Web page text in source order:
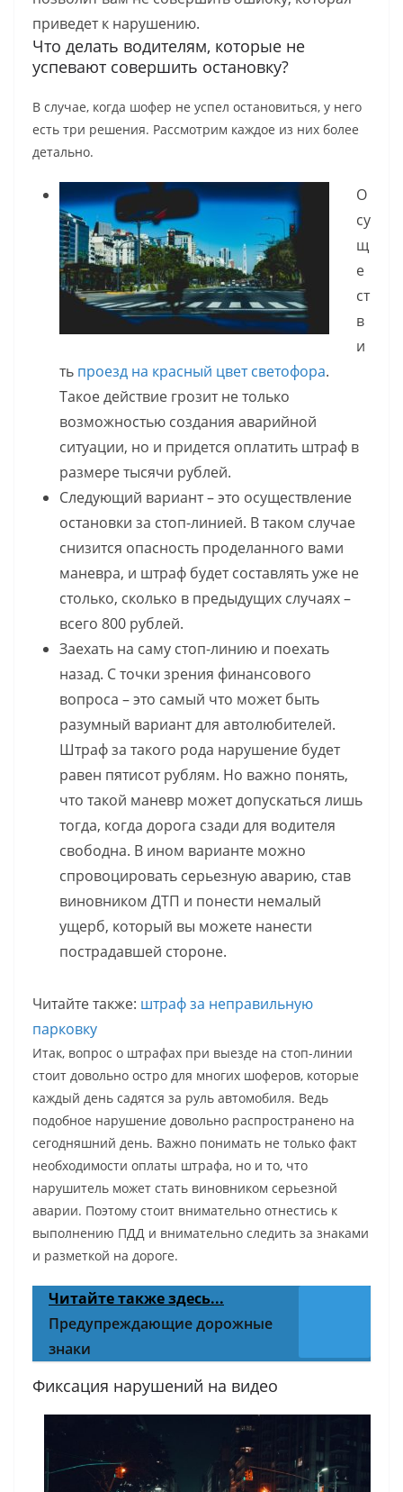
приведет к нарушению.
Что делать водителям, которые не
успевают совершить остановку?
В случае, когда шофер не успел остановиться, у него
есть три решения. Рассмотрим каждое из них более
детально.
О
су
щ
е
ст
в
и
ть проезд на красный цвет светофора.
Такое действие грозит не только
возможностью создания аварийной
ситуации, но и придется оплатить штраф в
размере тысячи рублей.
Следующий вариант – это осуществление
остановки за стоп-линией. В таком случае
снизится опасность проделанного вами
маневра, и штраф будет составлять уже не
столько, сколько в предыдущих случаях –
всего 800 рублей.
Заехать на саму стоп-линию и поехать
назад. С точки зрения финансового
вопроса – это самый что может быть
разумный вариант для автолюбителей.
Штраф за такого рода нарушение будет
равен пятисот рублям. Но важно понять,
что такой маневр может допускаться лишь
тогда, когда дорога сзади для водителя
свободна. В ином варианте можно
спровоцировать серьезную аварию, став
виновником ДТП и понести немалый
ущерб, который вы можете нанести
пострадавшей стороне.
Читайте также: штраф за неправильную
парковку
Итак, вопрос о штрафах при выезде на стоп-линии
стоит довольно остро для многих шоферов, которые
каждый день садятся за руль автомобиля. Ведь
подобное нарушение довольно распространено на
сегодняшний день. Важно понимать не только факт
необходимости оплаты штрафа, но и то, что
нарушитель может стать виновником серьезной
аварии. Поэтому стоит внимательно отнестись к
выполнению ПДД и внимательно следить за знаками
и разметкой на дороге.
Читайте также здесь...
Предупреждающие дорожные
знаки
Фиксация нарушений на видео